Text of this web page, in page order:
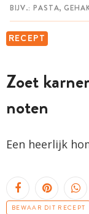
RECEPT
Zoet
noten
Een heerlijk
BEWAAR DIT RECEPT
MIJN BEWAARDE